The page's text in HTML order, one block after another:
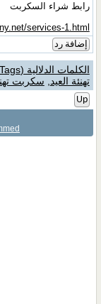
رابط شراء السكربت
services-1.html
إضافة رد
الكلمات الدلالية (Tags)
تهنئة العيد
سكربت
Up